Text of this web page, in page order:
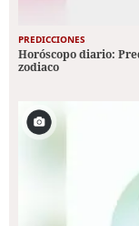
PREDICCIONES
Horóscopo diario:
zodiaco